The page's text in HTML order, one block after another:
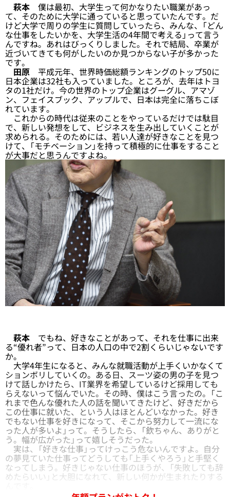
萩本 僕は最初、大学生って何かなりたい職業があっ
て、そのために大学に通っていると思っていたんです。だ
けど大学で周りの学生に質問していったら、みんな、「どん
な仕事をしたいかを、大学生活の4年間で考える」って言う
んですね。あれはびっくりしました。それで結局、卒業が
近づいてきても何がしたいのか見つからない子が多かった
です。
田原 平成元年、世界時価総額ランキングのトップ50に
日本企業は32社も入っていました。ところが、去年はトヨ
タの1社だけ。今の世界のトップ企業はグーグル、アマゾ
ン、フェイスブック、アップルで、日本は完全に落ちこぼ
れています。
これからの時代は従来のことをやっているだけでは駄目
で、新しい発想をして、ビジネスを生み出していくことが
求められる。そのためには、若い人達が好きなことを見つ
けて、「モチベーション」を持って積極的に仕事をすること
が大事だと思うんですよね。
萩本 でもね、好きなことがあって、それを仕事に出来
る“優れ者”って、日本の人口の中で2割くらいじゃないです
か。
大学4年生になると、みんな就職活動が上手くいかなくて
ションボリしていくの。ある日、スーツ姿の男の子を見つ
けて話しかけたら、IT業界を希望しているけど採用しても
らえないって悩んでいた。その時、僕はこう言ったの。「こ
れまで色んな優れた人の話を聞いてきたけど、好きだから
この仕事に就いた、という人はほとんどいなかった。好き
でもない仕事を好きになって、そこから努力して一流にな
った人が多いよ」って。そうしたら、「欽ちゃん、ありがと
う。幅が広がった」って嬉しそうだった。
実は、「好きな仕事」ってけっこう危ないんですよ。自分
の夢見ていた仕事ってどうしても「上手くやろう」と手堅く
なってしまう。好きじゃない仕事のほうが、「失敗しても辞
めたらいい」と大胆になれて、新しい何かが生まれたりする